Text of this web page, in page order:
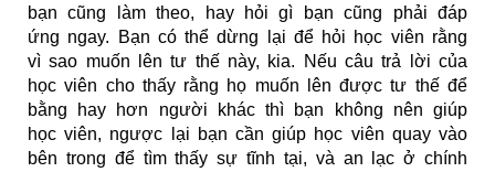
bạn cũng làm theo, hay hỏi gì bạn cũng phải đáp
ứng ngay. Bạn có thể dừng lại để hỏi học viên rằng
vì sao muốn lên tư thế này, kia. Nếu câu trả lời của
học viên cho thấy rằng họ muốn lên được tư thế để
bằng hay hơn người khác thì bạn không nên giúp
học viên, ngược lại bạn cần giúp học viên quay vào
bên trong để tìm thấy sự tĩnh tại, và an lạc ở chính